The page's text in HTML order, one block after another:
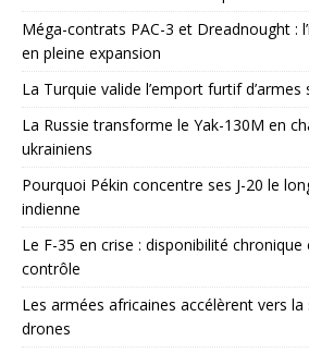
Méga-contrats PAC-3 et Dreadnought :
en pleine expansion
La Turquie valide l’emport furtif d’armes
La Russie transforme le Yak-130M en
ukrainiens
Pourquoi Pékin concentre ses J-20 le
indienne
Le F-35 en crise : disponibilité
contrôle
Les armées africaines accélèrent vers
drones